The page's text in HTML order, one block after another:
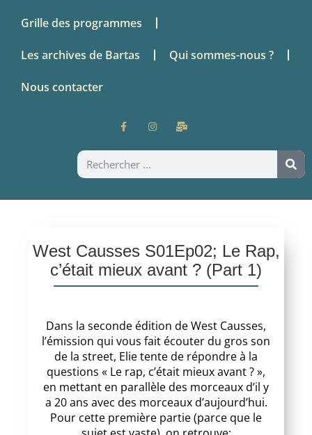
Grille des programmes
Les archives de Bartas Qui sommes-nous ?
Nous contacter
West Causses S01Ep02; Le Rap,
c’était mieux avant ? (Part 1)
Dans la seconde édition de West Causses,
l’émission qui vous fait écouter du gros son
de la street, Elie tente de répondre à la
questions « Le rap, c’était mieux avant ? »,
en mettant en parallèle des morceaux d’il y
a 20 ans avec des morceaux d’aujourd’hui.
Pour cette première partie (parce que le